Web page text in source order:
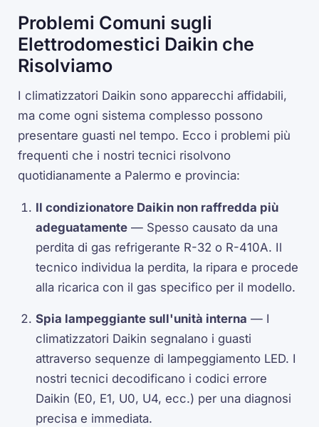
Problemi Comuni sugli
Elettrodomestici Daikin che
Risolviamo
I climatizzatori Daikin sono apparecchi affidabili,
ma come ogni sistema complesso possono
presentare guasti nel tempo. Ecco i problemi più
frequenti che i nostri tecnici risolvono
quotidianamente a Palermo e provincia:
Il condizionatore Daikin non raffredda più
adeguatamente — Spesso causato da una
perdita di gas refrigerante R-32 o R-410A. Il
tecnico individua la perdita, la ripara e procede
alla ricarica con il gas specifico per il modello.
Spia lampeggiante sull'unità interna — I
climatizzatori Daikin segnalano i guasti
attraverso sequenze di lampeggiamento LED. I
nostri tecnici decodificano i codici errore
Daikin (E0, E1, U0, U4, ecc.) per una diagnosi
precisa e immediata.